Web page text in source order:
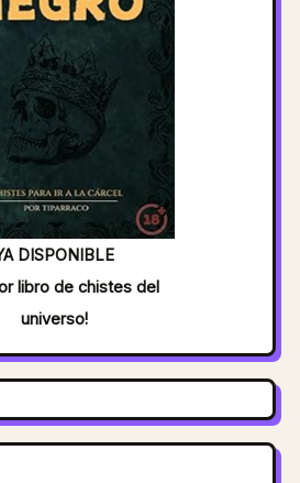
DISPONIBLE
libro de chistes del
universo!